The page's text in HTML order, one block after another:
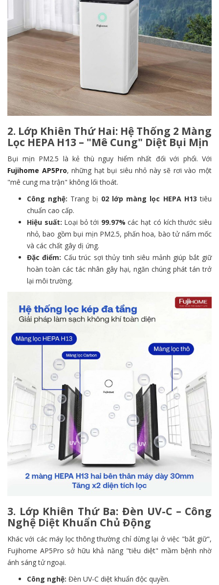
2. Lớp Khiên Thứ Hai: Hệ Thống 2 Màng
Lọc HEPA H13 – "Mê Cung" Diệt Bụi Mịn
Bụi mịn PM2.5 là kẻ thù nguy hiểm nhất đối với phổi. Với
Fujihome AP5Pro, những hạt bụi siêu nhỏ này sẽ rơi vào một
"mê cung ma trận" không lối thoát.
Công nghệ: Trang bị 02 lớp màng lọc HEPA H13 tiêu
chuẩn cao cấp.
Hiệu suất: Loại bỏ tới 99.97% các hạt có kích thước siêu
nhỏ, bao gồm bụi mịn PM2.5, phấn hoa, bào tử nấm mốc
và các chất gây dị ứng.
Đặc điểm: Cấu trúc sợi thủy tinh siêu mảnh giúp bắt giữ
hoàn toàn các tác nhân gây hại, ngăn chúng phát tán trở
lại môi trường.
3. Lớp Khiên Thứ Ba: Đèn UV-C – Công
Nghệ Diệt Khuẩn Chủ Động
Khác với các máy lọc thông thường chỉ dừng lại ở việc "bắt giữ",
Fujihome AP5Pro sở hữu khả năng "tiêu diệt" mầm bệnh nhờ
ánh sáng tử ngoại.
Công nghệ: Đèn UV-C diệt khuẩn độc quyền.